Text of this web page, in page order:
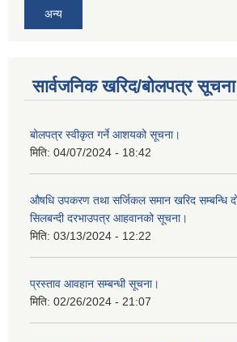
अन्य
सार्वजनिक खरिद/बोलपत्र सूचना
बोलपत्र स्वीकृत गर्ने आशयको सूचना।
मिति: 04/07/2024 - 18:42
औषधि उपकरण तथा सर्जिकल समान खरिद सम्बन्धि
सिलबन्दी दरभाउपत्र आहवानको सूचना।
मिति: 03/13/2024 - 12:22
प्रस्ताव आवहान सम्बन्धी सूचना।
मिति: 02/26/2024 - 21:07